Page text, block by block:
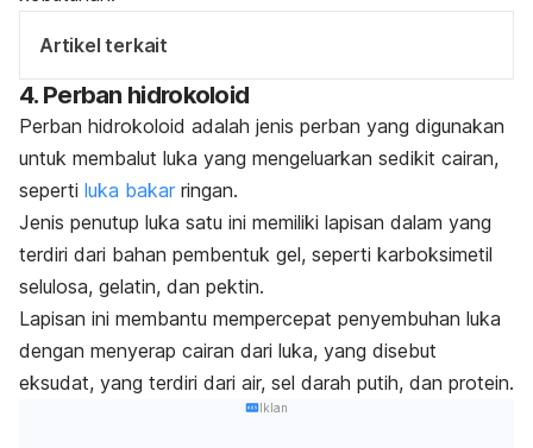
Artikel terkait
4. Perban hidrokoloid
Perban hidrokoloid adalah jenis perban yang digunakan
untuk membalut luka yang mengeluarkan sedikit cairan,
seperti luka bakar ringan.
Jenis penutup luka satu ini memiliki lapisan dalam yang
terdiri dari bahan pembentuk gel, seperti karboksimetil
selulosa, gelatin, dan pektin.
Lapisan ini membantu mempercepat penyembuhan luka
dengan menyerap cairan dari luka, yang disebut
eksudat, yang terdiri dari air, sel darah putih, dan protein.
Iklan